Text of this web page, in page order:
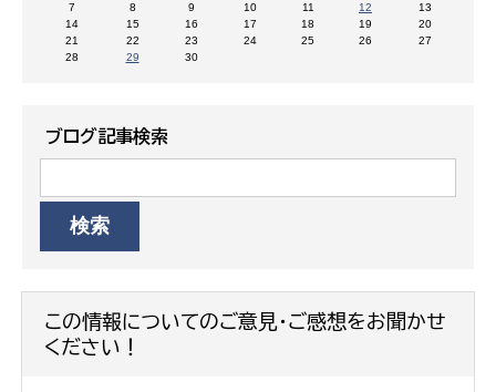
7 8 9 10 11 12
13
14
15 16 17 18 19
20
21
22 23 24 25 26
27
28
29 30
ブログ記事検索
この情報についてのご意見・ご感想をお聞かせ
ください！